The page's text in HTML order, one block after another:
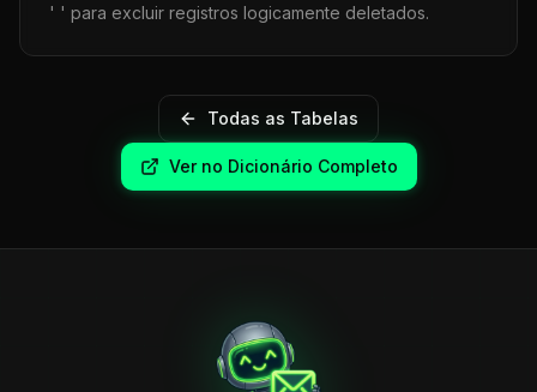
' ' para excluir registros logicamente deletados.
Todas as Tabelas
Ver no Dicionário Completo